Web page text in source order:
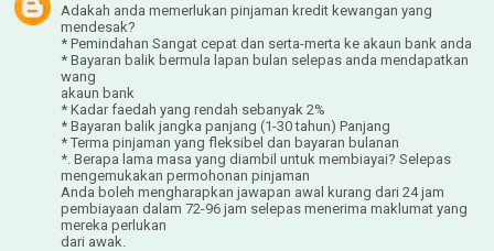
Adakah anda memerlukan pinjaman kredit kewangan yang
mendesak?
* Pemindahan Sangat cepat dan serta-merta ke akaun bank anda
* Bayaran balik bermula lapan bulan selepas anda mendapatkan
wang
akaun bank
* Kadar faedah yang rendah sebanyak 2%
* Bayaran balik jangka panjang (1-30 tahun) Panjang
* Terma pinjaman yang fleksibel dan bayaran bulanan
*. Berapa lama masa yang diambil untuk membiayai? Selepas
mengemukakan permohonan pinjaman
Anda boleh mengharapkan jawapan awal kurang dari 24 jam
pembiayaan dalam 72-96 jam selepas menerima maklumat yang
mereka perlukan
dari awak.